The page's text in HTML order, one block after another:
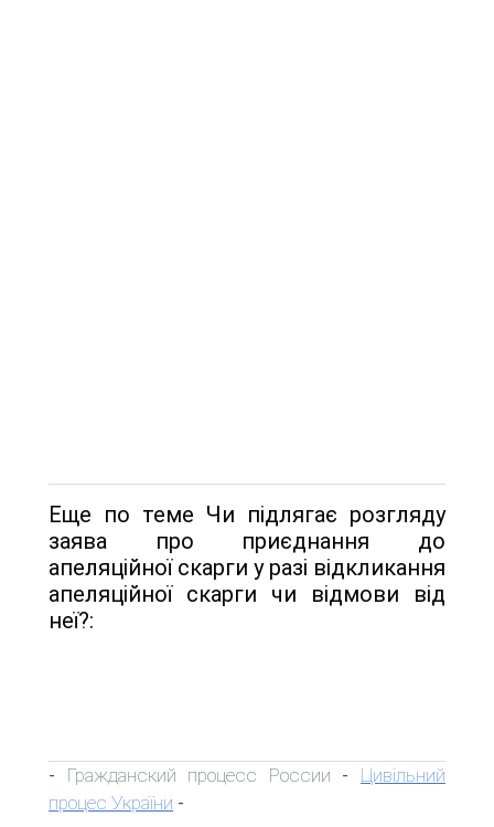
Еще по теме Чи підлягає розгляду
заява про приєднання до
апеляційної скарги у разі відкликання
апеляційної скарги чи відмови від
неї?:
- Гражданский процесс России - Цивільний
процес України -